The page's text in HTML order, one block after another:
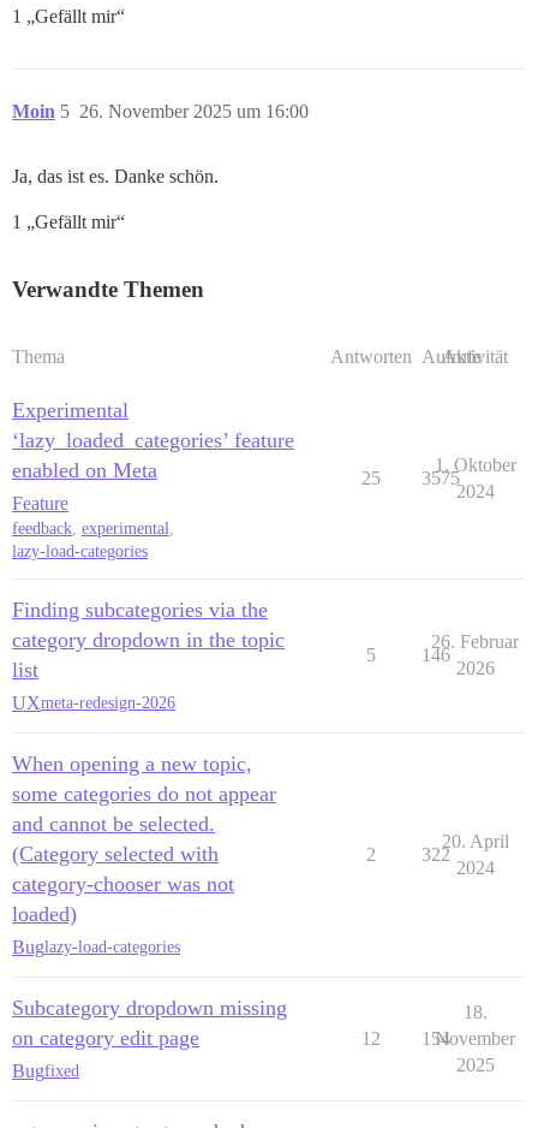
1 „Gefällt mir“
Moin 26. November 2025 um 16:00
5
Ja, das ist es. Danke schön.
1 „Gefällt mir“
Verwandte Themen
Thema Antworten Aufrufe
Aktivität
Experimental
‘lazy_loaded_categories’ feature
enabled on Meta
Feature
feedback experimental
lazy-load-categories
25 3575
1. Oktober
2024
Finding subcategories via the
category dropdown in the topic
list
UXmeta-redesign-2026
5 146
26. Februar
2026
When opening a new topic,
some categories do not appear
and cannot be selected.
(Category selected with
category-chooser was not
loaded)
Buglazy-load-categories
2 322
20. April
2024
Subcategory dropdown missing
on category edit page
Bugfixed
12 154
18.
November
2025